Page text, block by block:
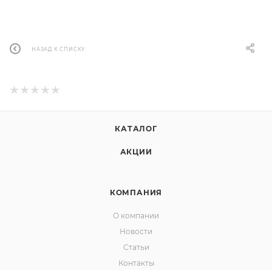
НАЗАД К СПИСКУ
КАТАЛОГ
АКЦИИ
КОМПАНИЯ
О компании
Новости
Статьи
Контакты